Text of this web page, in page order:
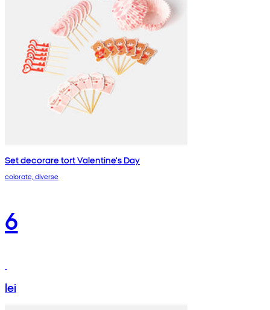
Set decorare tort Valentine's Day
colorate, diverse
6
lei